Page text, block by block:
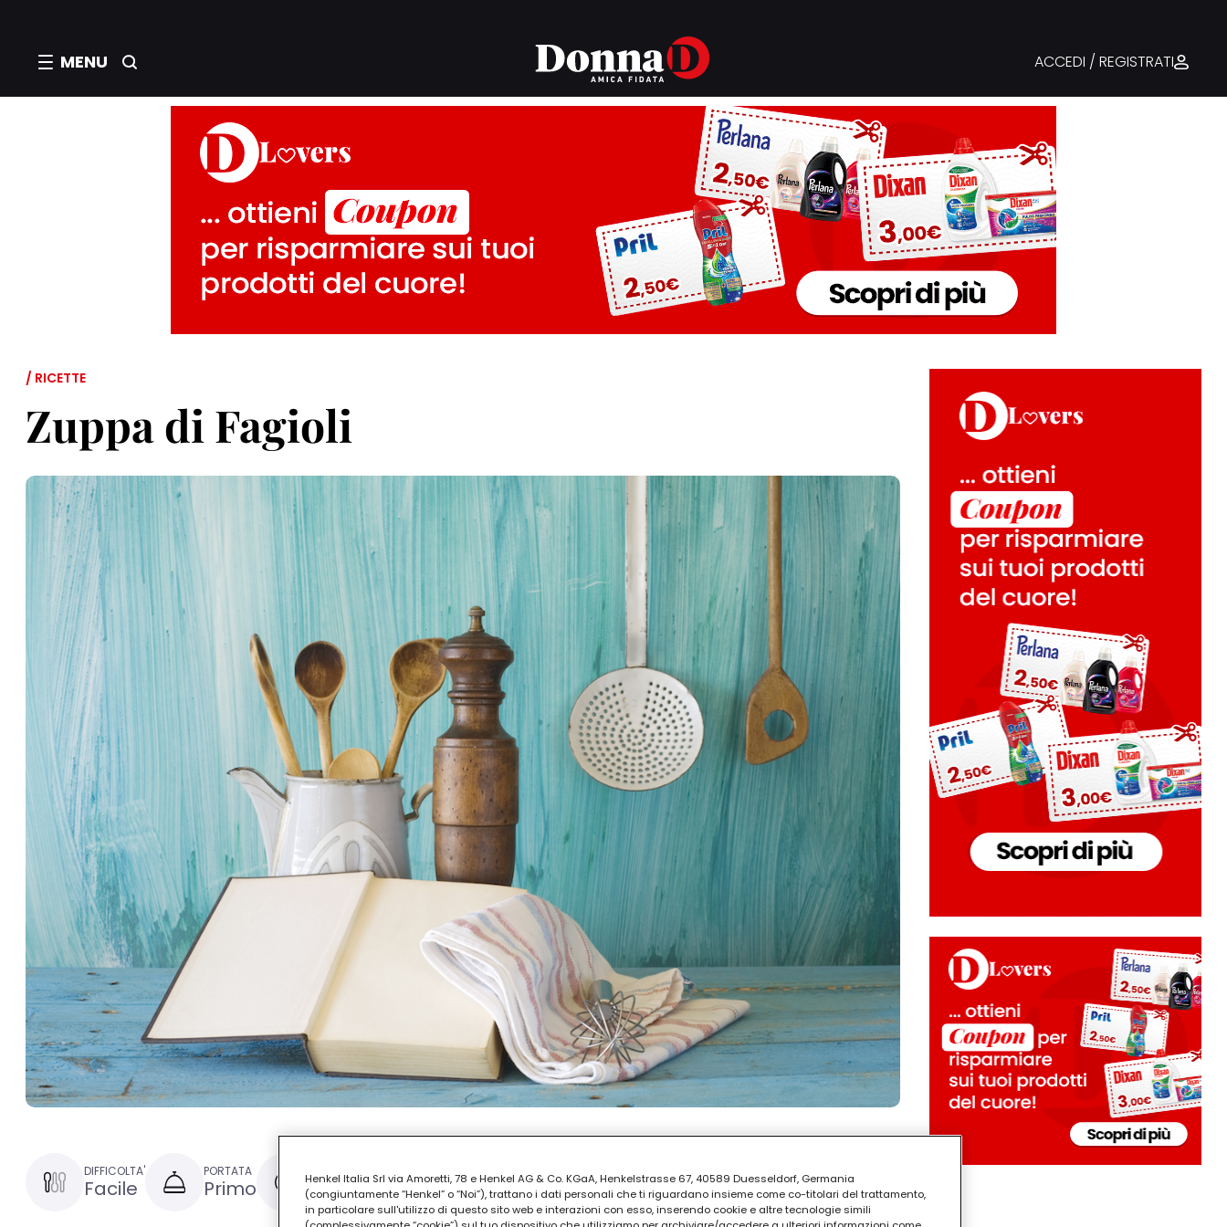
MENU ACCEDI / REGISTRATI
/ RICETTE
Zuppa di Fagioli
DIFFICOLTA'
Facile
PORTATA
Primo 1 ora
Henkel Italia Srl via Amoretti, 78 e Henkel AG & Co. KGaA, Henkelstrasse 67, 40589 Duesseldorf, Germania
(congiuntamente “Henkel” o “Noi”), trattano i dati personali che ti riguardano insieme come co-titolari del trattamento,
in particolare sull'utilizzo di questo sito web e interazioni con esso, inserendo cookie e altre tecnologie simili